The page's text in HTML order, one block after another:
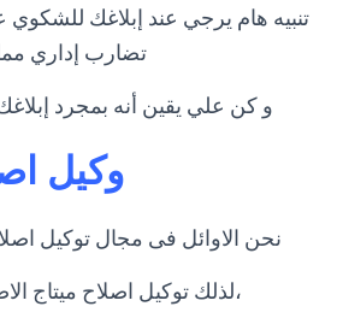
تضارب إداري
و كن علي يقين أنه بمجرد
وكيل
نحن الاوائل فى مجال توكيل
،لذلك توكيل اصلاح ميتاج